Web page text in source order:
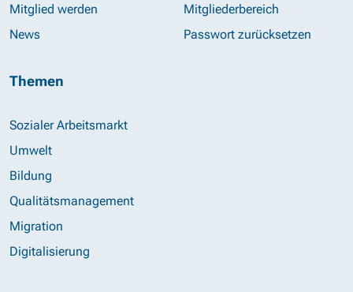
Mitglied werden
News
Mitgliederbereich
Passwort zurücksetzen
Themen
Sozialer Arbeitsmarkt
Umwelt
Bildung
Qualitätsmanagement
Migration
Digitalisierung